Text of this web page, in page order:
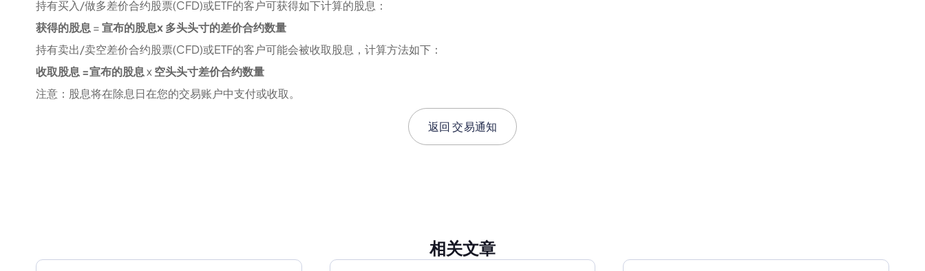
持有买入/做多差价合约股票(CFD)或ETF的客户可获得如下计算的股息：
获得的股息=宣布的股息x 多头头寸的差价合约数量
持有卖出/卖空差价合约股票(CFD)或ETF的客户可能会被收取股息，计算方法如下：
收取股息 =宣布的股息x空头头寸差价合约数量
注意：股息将在除息日在您的交易账户中支付或收取。
返回交易通知
相关文章